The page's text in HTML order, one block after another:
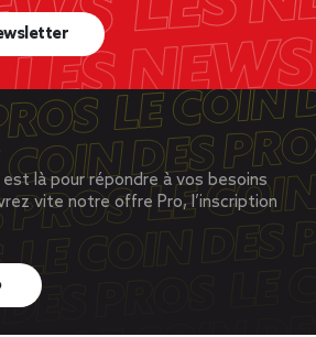
est là pour répondre à vos besoins
vite notre offre Pro, l’inscription